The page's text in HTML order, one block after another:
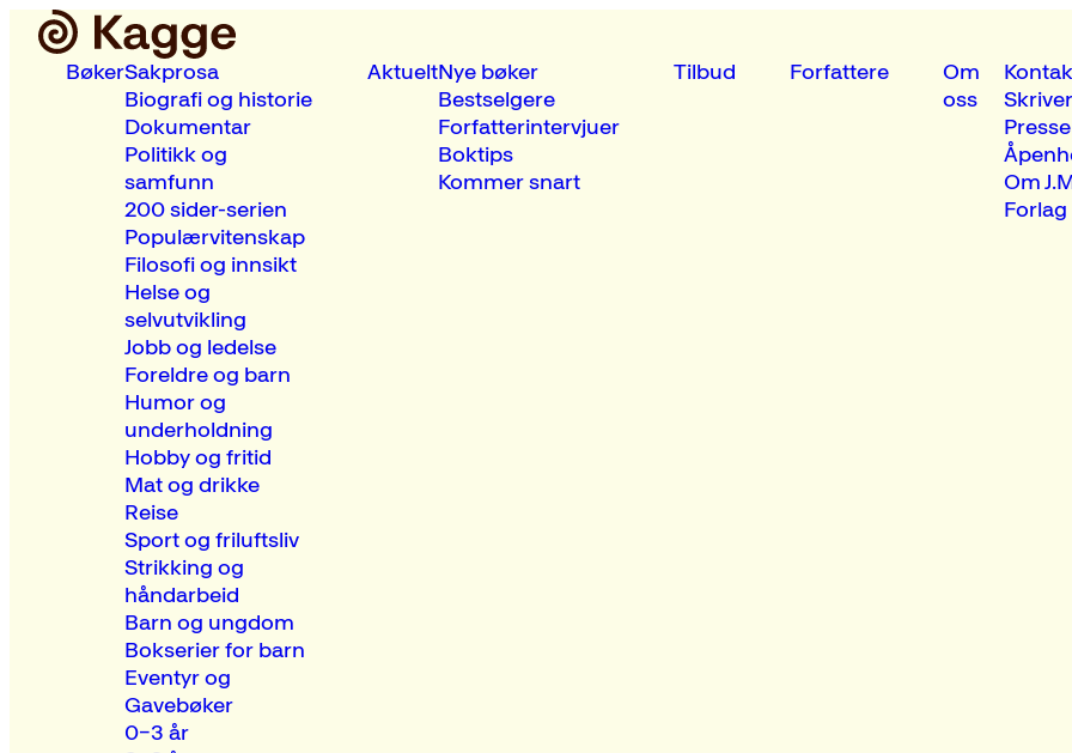
BøkerSakprosa
Biografi og historie
Dokumentar
Politikk og
samfunn
200 sider-serien
Populærvitenskap
Filosofi og innsikt
Helse og
selvutvikling
Jobb og ledelse
Foreldre og barn
Humor og
underholdning
Hobby og fritid
Mat og drikke
Reise
Sport og friluftsliv
Strikking og
håndarbeid
Barn og ungdom
Bokserier for barn
Eventyr og
Gavebøker
0–3 år
AktueltNye bøker
Bestselgere
Forfatterintervjuer
Boktips
Kommer snart
Tilbud Forfattere
Om
oss
Presse
Om
Forlag